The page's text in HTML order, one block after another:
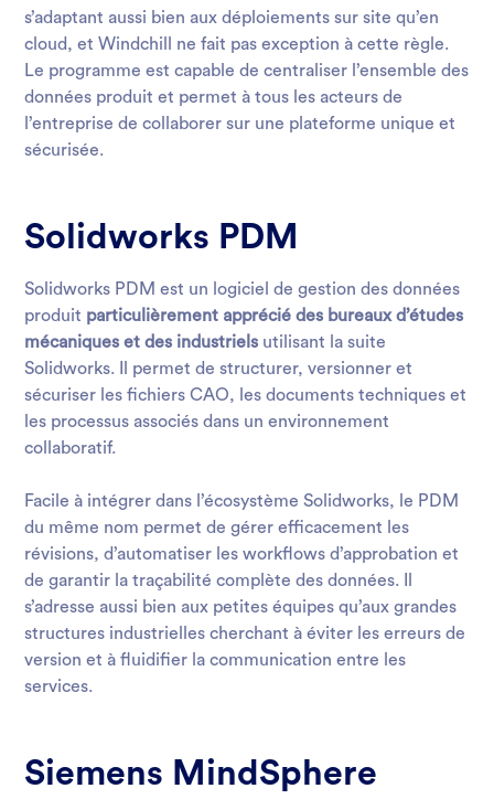
s’adaptant aussi bien aux déploiements sur site qu’en
cloud, et Windchill ne fait pas exception à cette règle.
Le programme est capable de centraliser l’ensemble des
données produit et permet à tous les acteurs de
l’entreprise de collaborer sur une plateforme unique et
sécurisée.
Solidworks PDM
Solidworks PDM est un logiciel de gestion des données
produit particulièrement apprécié des bureaux d’études
mécaniques et des industriels utilisant la suite
Solidworks. Il permet de structurer, versionner et
sécuriser les fichiers CAO, les documents techniques et
les processus associés dans un environnement
collaboratif.
Facile à intégrer dans l’écosystème Solidworks, le PDM
du même nom permet de gérer efficacement les
révisions, d’automatiser les workflows d’approbation et
de garantir la traçabilité complète des données. Il
s’adresse aussi bien aux petites équipes qu’aux grandes
structures industrielles cherchant à éviter les erreurs de
version et à fluidifier la communication entre les
services.
Siemens MindSphere